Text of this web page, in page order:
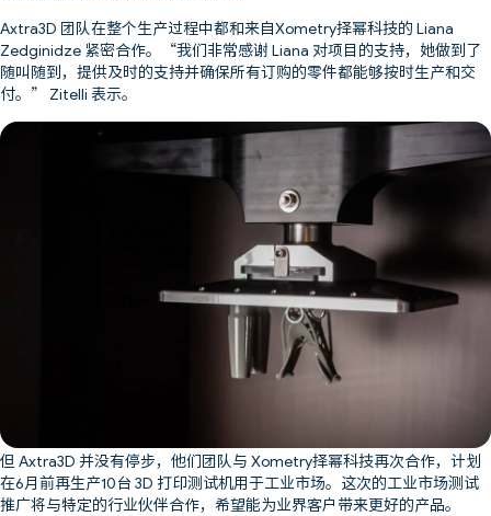
Axtra3D 团队在整个生产过程中都和来自Xometry择幂科技的 Liana
Zedginidze 紧密合作。“我们非常感谢 Liana 对项目的支持，她做到了
随叫随到，提供及时的支持并确保所有订购的零件都能够按时生产和交
付。” Zitelli 表示。
但 Axtra3D 并没有停步，他们团队与 Xometry择幂科技再次合作，计划
在6月前再生产10台 3D 打印测试机用于工业市场。这次的工业市场测试
推广将与特定的行业伙伴合作，希望能为业界客户带来更好的产品。